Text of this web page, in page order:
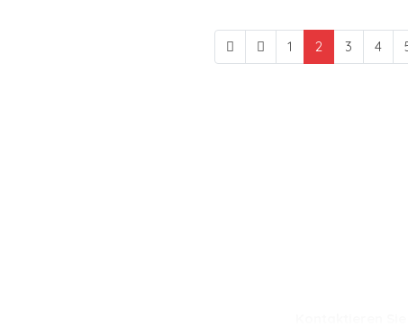
1 2 3 4